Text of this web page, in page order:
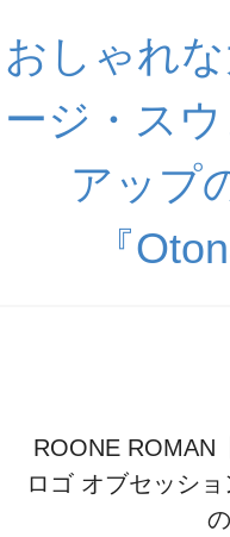
おしゃれ
ージ・ス
アップ
『
ROONE ROMAN
ロゴ オブセッシ